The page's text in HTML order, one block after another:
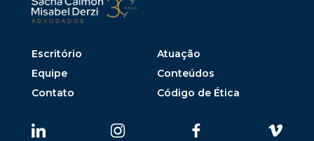
Escritório
Atuação
Equipe
Conteúdos
Contato
Código de Ética